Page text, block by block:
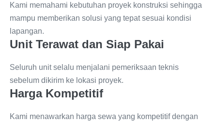
Kami memahami kebutuhan proyek konstruksi sehingga
mampu memberikan solusi yang tepat sesuai kondisi
lapangan.
Unit Terawat dan Siap Pakai
Seluruh unit selalu menjalani pemeriksaan teknis
sebelum dikirim ke lokasi proyek.
Harga Kompetitif
Kami menawarkan harga sewa yang kompetitif dengan